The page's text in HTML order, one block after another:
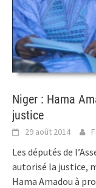
Niger : Hama
justice
29 août 2014
Les députés de
autorisé la justice,
Hama Amadou à